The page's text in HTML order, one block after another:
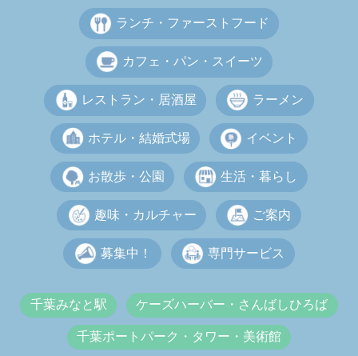
ランチ・ファーストフード
カフェ・パン・スイーツ
レストラン・居酒屋 ラーメン
ホテル・結婚式場 イベント
お散歩・公園 生活・暮らし
趣味・カルチャー ご案内
募集中！ 専門サービス
千葉みなと駅 ケーズハーバー・さんばしひろば
千葉ポートパーク・タワー・美術館